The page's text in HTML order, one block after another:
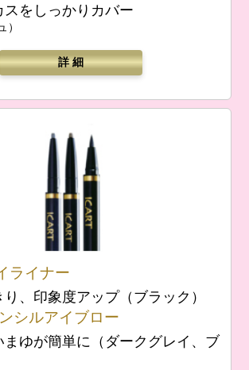
スをしっかりカバー
）
詳 細
ライナー
、印象度アップ（ブラック）
シルアイブロー
まゆが簡単に（ダークグレイ、ブ